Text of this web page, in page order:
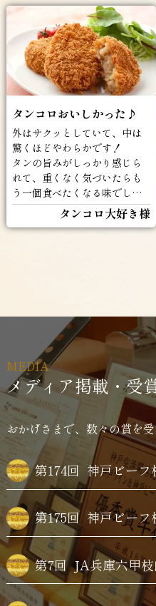
タンコロおいしかった♪
外はサクッとしていて、中は
驚くほどやわらかです！
タンの旨みがしっかり感じら
れて、重くなく気づいたらも
う一個食べたくなる味でした
(^^♪
タンコロ大好き様
MEDIA
メディア掲載・受
おかげさまで、数々の賞を
第174回 神戸ビーフ
第175回 神戸ビーフ
第7回 JA兵庫六甲